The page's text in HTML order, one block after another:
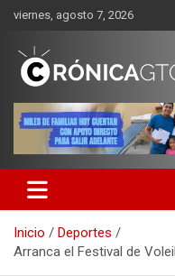
Saltar
contenido
viernes, agosto 7, 2026
CRONICA
Inicio
Deportes
Arranca el Festival de